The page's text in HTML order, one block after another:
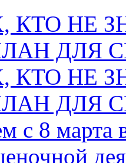
КТО НЕ
ДЛЯ
КТО НЕ
ДЛЯ
с 8